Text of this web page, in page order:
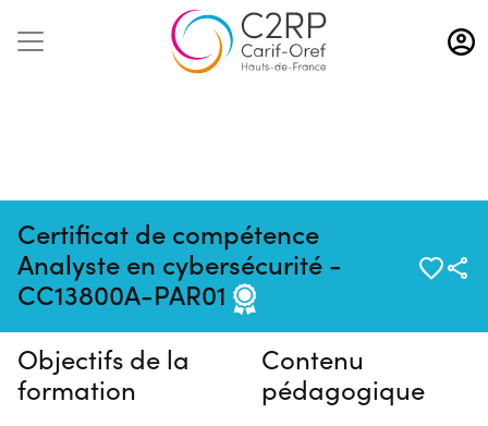
Aller
au
contenu
Certificat de compétence
Analyste en cybersécurité -
CC13800A-PAR01
Pas de session programmée en
ce moment
Objectifs de la
formation
Contenu
pédagogique